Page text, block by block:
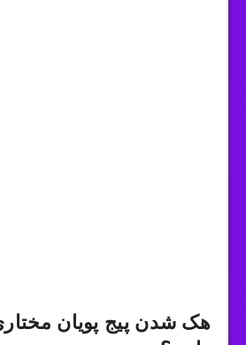
هک شدن پیج پویان